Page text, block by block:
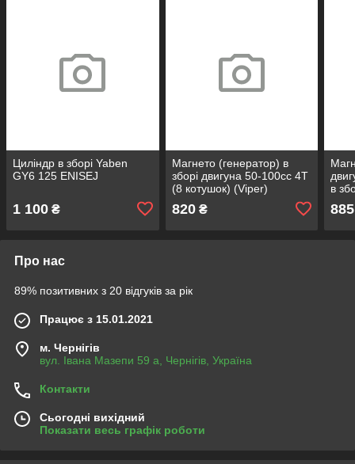
Циліндр в зборі Yaben
GY6 125 ENISEJ
1 100 ₴
Магнето (генератор) в
зборі двигуна 50-100сс 4Т
(8 котушок) (Viper)
820₴
в
885
Про нас
89% позитивних з 20 відгуків за рік
Працює з 15.01.2021
м. Чернігів
вул. Івана Мазепи 59 а, Чернігів, Україна
Контакти
Сьогодні вихідний
Показати весь графік роботи